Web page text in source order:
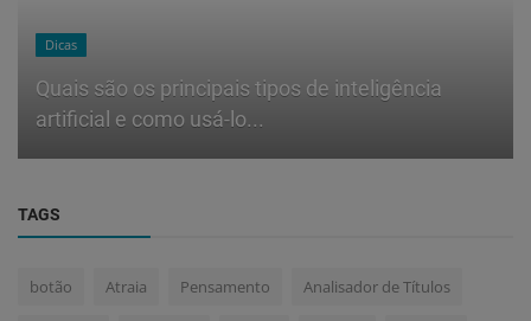
Dicas
Quais são os principais tipos de inteligência
artificial e como usá-lo...
TAGS
botão Atraia Pensamento Analisador de Títulos